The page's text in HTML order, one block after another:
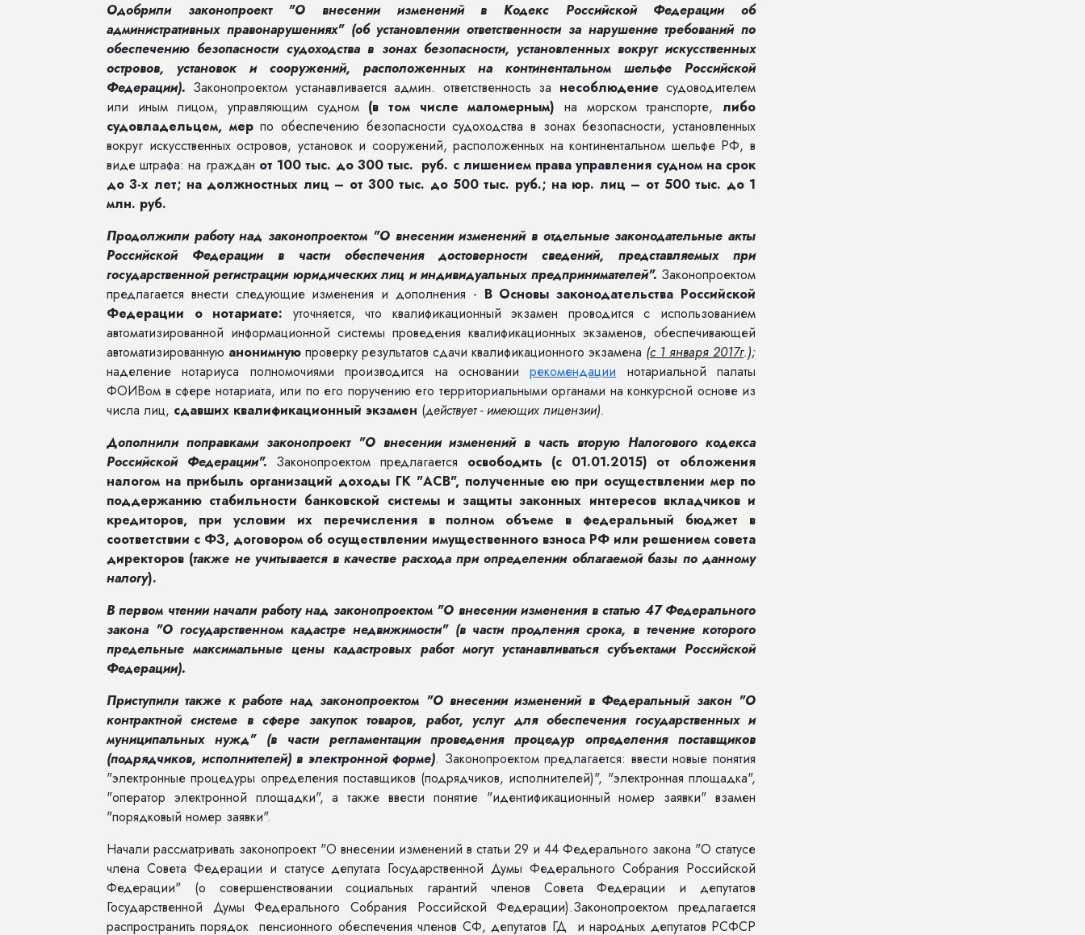
Одобрили законопроект "О внесении изменений в Кодекс Российской Федерации об
административных правонарушениях" (об установлении ответственности за нарушение требований по
обеспечению безопасности судоходства в зонах безопасности, установленных вокруг искусственных
островов, установок и сооружений, расположенных на континентальном шельфе Российской
Федерации). Законопроектом устанавливается админ. ответственность за несоблюдениесудоводителем
или иным лицом, управляющим судном (в том числе маломерным) на морском транспорте,либо
судовладельцем, мерпо обеспечению безопасности судоходства в зонах безопасности, установленных
вокруг искусственных островов, установок и сооружений, расположенных на континентальном шельфе РФ, в
виде штрафа: на граждан от 100 тыс. до 300 тыс. руб. с лишением права управления судном на срок
до 3-х лет; на должностных лиц – от 300 тыс. до 500 тыс. руб.; на юр. лиц – от 500 тыс. до 1
млн. руб.
Продолжили работу над законопроектом "О внесении изменений в отдельные законодательные акты
Российской Федерации в части обеспечения достоверности сведений, представляемых при
государственной регистрации юридических лиц и индивидуальных предпринимателей". Законопроектом
предлагается внести следующие изменения и дополнения - В Основы законодательства Российской
Федерации о нотариате: уточняется, что
квалификационный экзамен проводится с использованием
автоматизированной информационной системы проведения квалификационных экзаменов, обеспечивающей
автоматизированную анонимную проверку результатов сдачи квалификационного экзамена (с 1 января 2017г.);
наделение нотариуса полномочиями производится на основаниирекомендации нотариальной палаты
ФОИВом в сфере нотариата, или по его поручению его территориальными органами на конкурсной основе из
числа лиц, сдавших квалификационный экзамен (действует - имеющих лицензии).
Дополнили поправками законопроект "О внесении изменений в часть вторую Налогового кодекса
Российской Федерации". Законопроектом предлагается освободить (с 01.01.2015) от обложения
налогом на прибыль организаций доходы ГК "АСВ", полученные ею при осуществлении мер по
поддержанию стабильности банковской системы и защиты законных интересов вкладчиков и
кредиторов, при условии их перечисления в полном объеме в федеральный бюджет в
соответствии с ФЗ, договором об осуществлении имущественного взноса РФ или решением совета
директоров (также не учитывается в качестве расхода при определении облагаемой базы по данному
налогу).
В первом чтении начали работу над законопроектом "О внесении изменения в статью 47 Федерального
закона "О государственном кадастре недвижимости" (в части продления срока, в течение которого
предельные максимальные цены кадастровых работ могут устанавливаться субъектами Российской
Федерации).
Приступили также к работе над законопроектом "О внесении изменений в Федеральный закон "О
контрактной системе в сфере закупок товаров, работ, услуг для обеспечения государственных и
муниципальных нужд" (в части регламентации проведения процедур определения поставщиков
(подрядчиков, исполнителей) в электронной форме). Законопроектом предлагается: ввести новые понятия
"электронные процедуры определения поставщиков (подрядчиков, исполнителей)", "электронная площадка",
"оператор электронной площадки", а также ввести понятие "идентификационный номер заявки" взамен
"порядковый номер заявки".
Начали рассматривать законопроект "О внесении изменений в статьи 29 и 44 Федерального закона "О статусе
члена Совета Федерации и статусе депутата Государственной Думы Федерального Собрания Российской
Федерации" (о совершенствовании социальных гарантий членов Совета Федерации и депутатов
Государственной Думы Федерального Собрания Российской Федерации).Законопроектом предлагается
распространить порядок пенсионного обеспечения членов СФ, депутатов ГД и народных депутатов РСФСР